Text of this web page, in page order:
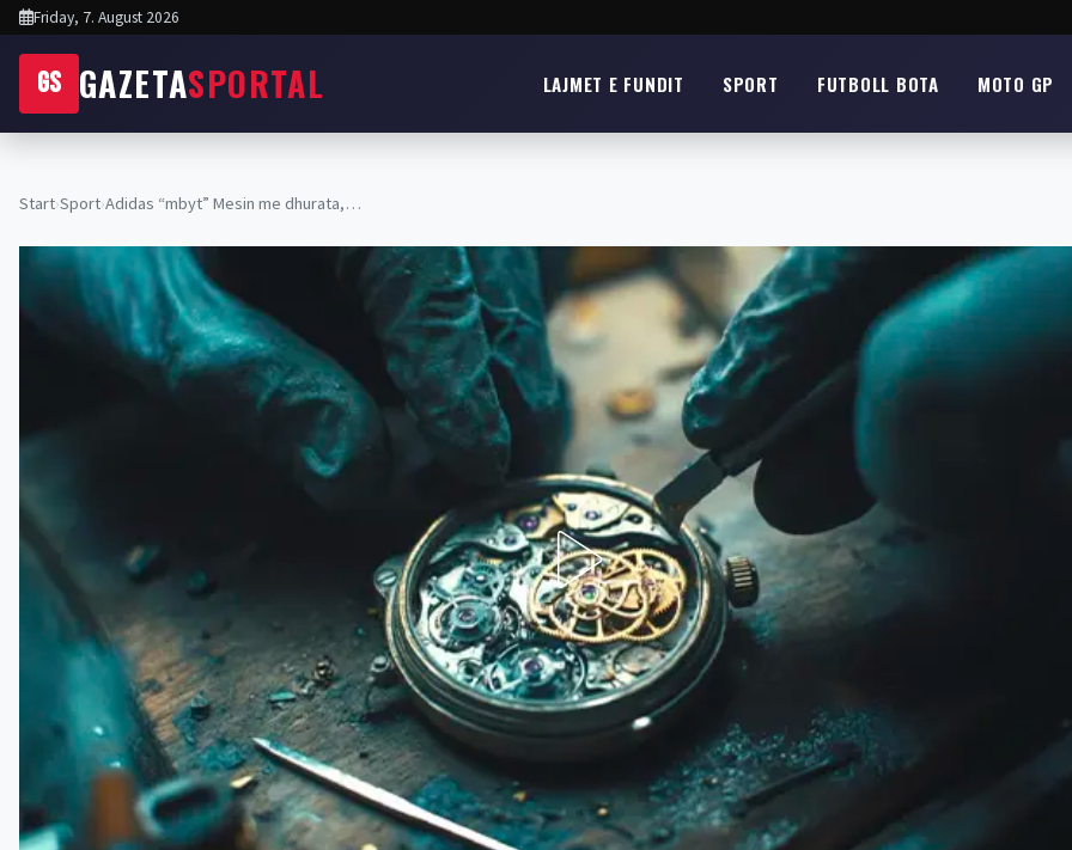
Friday, 7. August 2026
GS GAZETASPORTAL LAJMET E FUNDIT SPORT FUTBOLL BOTA MOTO GP
Start›Sport›Adidas “mbyt” Mesin me dhurata,…